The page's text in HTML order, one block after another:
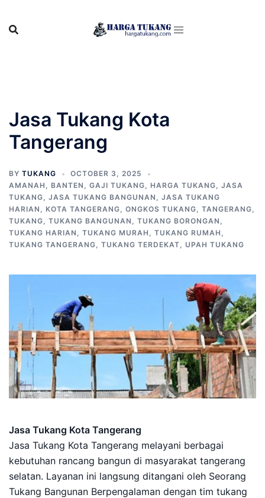
content
Jasa Tukang Kota
Tangerang
BY TUKANG
OCTOBER 3, 2025
AMANAH , BANTEN , GAJI TUKANG, HARGA TUKANG, JASA
TUKANG, JASA TUKANG BANGUNAN , JASA TUKANG
HARIAN , KOTA TANGERANG, ONGKOS TUKANG, TANGERANG,
TUKANG, TUKANG BANGUNAN , TUKANG BORONGAN ,
TUKANG HARIAN , TUKANG MURAH , TUKANG RUMAH ,
TUKANG TANGERANG, TUKANG TERDEKAT, UPAH TUKANG
Jasa Tukang Kota Tangerang
Jasa Tukang Kota Tangerang melayani berbagai
kebutuhan rancang bangun di masyarakat tangerang
selatan. Layanan ini langsung ditangani oleh Seorang
Tukang Bangunan Berpengalaman dengan tim tukang